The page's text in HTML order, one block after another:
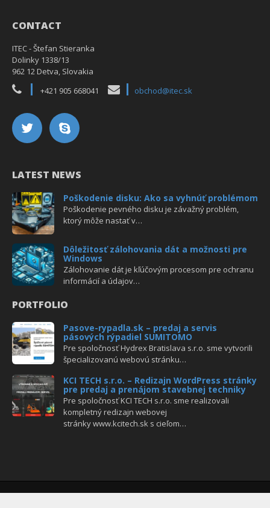
CONTACT
ITEC - Štefan Stieranka
Dolinky 1338/13
962 12 Detva, Slovakia
+421 905 668041
obchod@itec.sk
LATEST NEWS
Poškodenie disku: Ako sa vyhnúť problémom
Poškodenie pevného disku je závažný problém,
ktorý môže nastať v…
Dôležitosť zálohovania dát a možnosti pre
Windows
Zálohovanie dát je kľúčovým procesom pre ochranu
informácií a údajov…
PORTFOLIO
Pasove-rypadla.sk – predaj a servis
pásových rýpadiel SUMITOMO
Pre spoločnosť Hydrex Bratislava s.r.o. sme vytvorili
špecializovanú webovú stránku…
KCI TECH s.r.o. – Redizajn WordPress stránky
pre predaj a prenájom stavebnej techniky
Pre spoločnosť KCI TECH s.r.o. sme realizovali
kompletný redizajn webovej
stránky www.kcitech.sk s cieľom…
Copyright © Všetky práva vyhradené